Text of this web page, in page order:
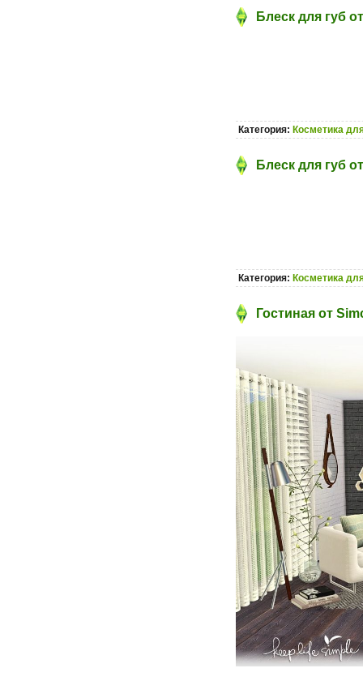
Блеск для губ
Категория: Косметика
Блеск для губ
Категория: Косметика
Гостиная от